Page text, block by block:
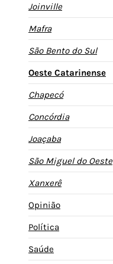
Joinville
Mafra
São Bento do Sul
Oeste Catarinense
Chapecó
Concórdia
Joaçaba
São Miguel do Oeste
Xanxerê
Opinião
Política
Saúde